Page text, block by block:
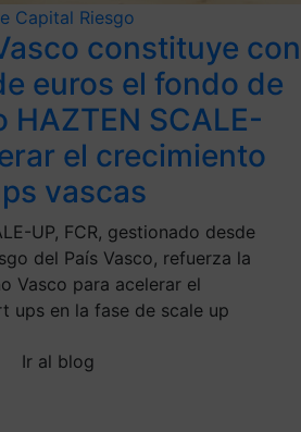
Capital Riesgo
constituye con
euros el fondo de
SCALE-
el crecimiento
vascas
UP, FCR, gestionado desde
del País Vasco, refuerza la
Vasco para acelerar el
ups en la fase de scale up
Ir al blog